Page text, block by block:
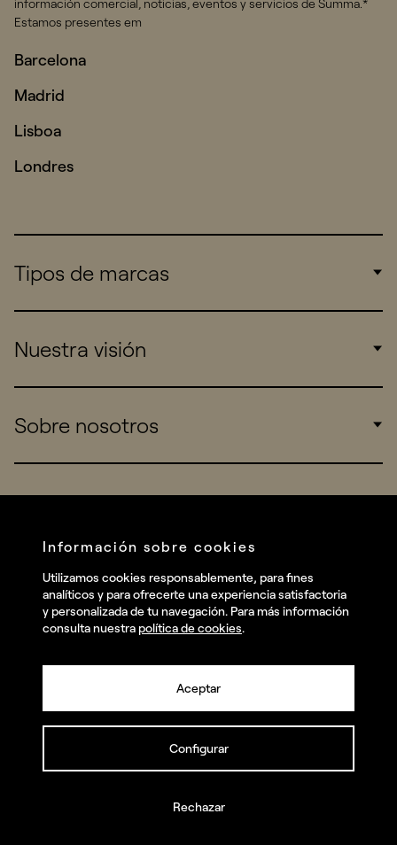
información comercial, noticias, eventos y servicios de Summa.*
Estamos presentes em
Barcelona
Madrid
Lisboa
Londres
Tipos de marcas
Consumers
Startups
Nuestra visión
Work
Sobre nosotros
Talent
Contact
Instagram
Facebook
© summa.es Todos los derechos reservados.
Información sobre cookies
Utilizamos cookies responsablemente, para fines
analíticos y para ofrecerte una experiencia satisfactoria
y personalizada de tu navegación. Para más información
consulta nuestra política de cookies.
Aceptar
Configurar
Rechazar